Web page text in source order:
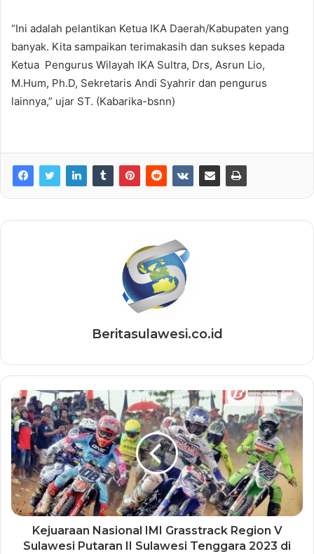
“Ini adalah pelantikan Ketua IKA Daerah/Kabupaten yang
banyak. Kita sampaikan terimakasih dan sukses kepada
Ketua Pengurus Wilayah IKA Sultra, Drs, Asrun Lio,
M.Hum, Ph.D, Sekretaris Andi Syahrir dan pengurus
lainnya,” ujar ST. (Kabarika-bsnn)
Beritasulawesi.co.id
Kejuaraan Nasional IMI Grasstrack Region V
Sulawesi Putaran II Sulawesi Tenggara 2023 di